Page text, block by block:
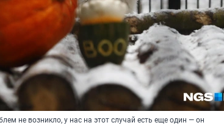
не возникло, у нас на этот случай есть еще один — он